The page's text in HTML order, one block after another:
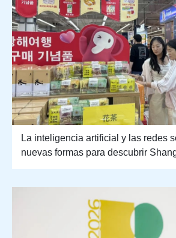
La inteligencia artificial y las redes
nuevas formas para descubrir